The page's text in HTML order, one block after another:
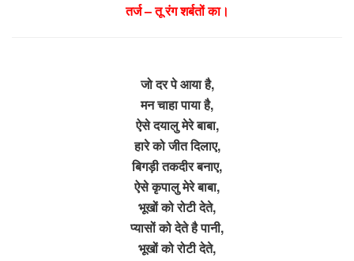
तर्ज – तू रंग शर्बतों का।
जो दर पे आया है,
मन चाहा पाया है,
ऐसे दयालु मेरे बाबा,
हारे को जीत दिलाए,
बिगड़ी तकदीर बनाए,
ऐसे कृपालु मेरे बाबा,
भूखों को रोटी देते,
प्यासों को देते है पानी,
भूखों को रोटी देते,